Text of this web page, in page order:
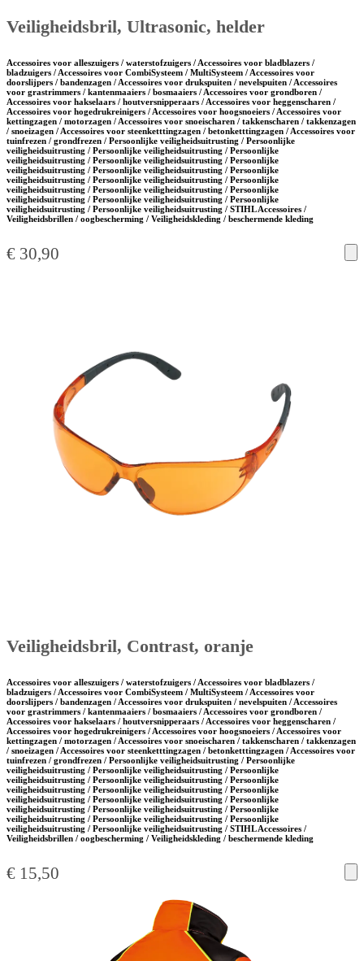
Veiligheidsbril, Ultrasonic, helder
Accessoires voor alleszuigers / waterstofzuigers / Accessoires voor bladblazers /
bladzuigers / Accessoires voor CombiSysteem / MultiSysteem / Accessoires voor
doorslijpers / bandenzagen / Accessoires voor drukspuiten / nevelspuiten / Accessoires
voor grastrimmers / kantenmaaiers / bosmaaiers / Accessoires voor grondboren /
Accessoires voor hakselaars / houtversnipperaars / Accessoires voor heggenscharen /
Accessoires voor hogedrukreinigers / Accessoires voor hoogsnoeiers / Accessoires voor
kettingzagen / motorzagen / Accessoires voor snoeischaren / takkenscharen / takkenzagen
/ snoeizagen / Accessoires voor steenketttingzagen / betonketttingzagen / Accessoires voor
tuinfrezen / grondfrezen / Persoonlijke veiligheidsuitrusting / Persoonlijke
veiligheidsuitrusting / Persoonlijke veiligheidsuitrusting / Persoonlijke
veiligheidsuitrusting / Persoonlijke veiligheidsuitrusting / Persoonlijke
veiligheidsuitrusting / Persoonlijke veiligheidsuitrusting / Persoonlijke
veiligheidsuitrusting / Persoonlijke veiligheidsuitrusting / Persoonlijke
veiligheidsuitrusting / Persoonlijke veiligheidsuitrusting / Persoonlijke
veiligheidsuitrusting / Persoonlijke veiligheidsuitrusting / Persoonlijke
veiligheidsuitrusting / Persoonlijke veiligheidsuitrusting / STIHL Accessoires /
Veiligheidsbrillen / oogbescherming / Veiligheidskleding / beschermende kleding
€ 30,90
Veiligheidsbril, Contrast, oranje
Accessoires voor alleszuigers / waterstofzuigers / Accessoires voor bladblazers /
bladzuigers / Accessoires voor CombiSysteem / MultiSysteem / Accessoires voor
doorslijpers / bandenzagen / Accessoires voor drukspuiten / nevelspuiten / Accessoires
voor grastrimmers / kantenmaaiers / bosmaaiers / Accessoires voor grondboren /
Accessoires voor hakselaars / houtversnipperaars / Accessoires voor heggenscharen /
Accessoires voor hogedrukreinigers / Accessoires voor hoogsnoeiers / Accessoires voor
kettingzagen / motorzagen / Accessoires voor snoeischaren / takkenscharen / takkenzagen
/ snoeizagen / Accessoires voor steenketttingzagen / betonketttingzagen / Accessoires voor
tuinfrezen / grondfrezen / Persoonlijke veiligheidsuitrusting / Persoonlijke
veiligheidsuitrusting / Persoonlijke veiligheidsuitrusting / Persoonlijke
veiligheidsuitrusting / Persoonlijke veiligheidsuitrusting / Persoonlijke
veiligheidsuitrusting / Persoonlijke veiligheidsuitrusting / Persoonlijke
veiligheidsuitrusting / Persoonlijke veiligheidsuitrusting / Persoonlijke
veiligheidsuitrusting / Persoonlijke veiligheidsuitrusting / Persoonlijke
veiligheidsuitrusting / Persoonlijke veiligheidsuitrusting / Persoonlijke
veiligheidsuitrusting / Persoonlijke veiligheidsuitrusting / STIHL Accessoires /
Veiligheidsbrillen / oogbescherming / Veiligheidskleding / beschermende kleding
€ 15,50